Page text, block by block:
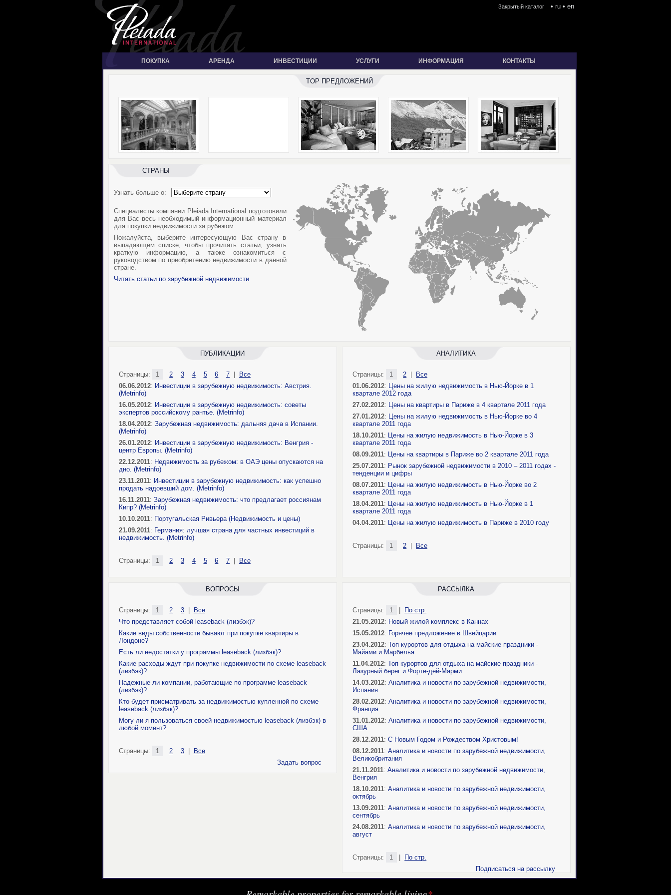
Закрытый каталог • ru• en
ПОКУПКА АРЕНДА ИНВЕСТИЦИИ УСЛУГИ ИНФОРМАЦИЯ КОНТАКТЫ
TOP ПРЕДЛОЖЕНИЙ
CТРАНЫ
Узнать больше о:
Специалисты компании Pleiada International подготовили
для Вас весь необходимый информационный материал
для покупки недвижимости за рубежом.
Пожалуйста, выберите интересующую Вас страну в
выпадающем списке, чтобы прочитать статьи, узнать
краткую информацию, а также ознакомиться с
руководством по приобретению недвижимости в данной
стране.
Читать статьи по зарубежной недвижимости
ПУБЛИКАЦИИ
Страницы: 1 2 3 4 5 6 7
Все
06.06.2012: Инвестиции в зарубежную недвижимость: Австрия.
(Metrinfo)
16.05.2012: Инвестиции в зарубежную недвижимость: советы
экспертов российскому рантье. (Metrinfo)
18.04.2012: Зарубежная недвижимость: дальняя дача в Испании.
(Metrinfo)
26.01.2012: Инвестиции в зарубежную недвижимость: Венгрия -
центр Европы. (Metrinfo)
22.12.2011: Недвижимость за рубежом: в ОАЭ цены опускаются на
дно. (Metrinfo)
23.11.2011: Инвестиции в зарубежную недвижимость: как успешно
продать надоевший дом. (Metrinfo)
16.11.2011: Зарубежная недвижимость: что предлагает россиянам
Кипр? (Metrinfo)
10.10.2011: Португальская Ривьера (Недвижимость и цены)
21.09.2011: Германия: лучшая страна для частных инвестиций в
недвижимость. (Metrinfo)
Страницы: 1 2 3 4 5 6 7 Все
АНАЛИТИКА
Страницы: 1 2
Все
01.06.2012: Цены на жилую недвижимость в Нью-Йорке в 1
квартале 2012 года
27.02.2012: Цены на квартиры в Париже в 4 квартале 2011 года
27.01.2012: Цены на жилую недвижимость в Нью-Йорке во 4
квартале 2011 года
18.10.2011: Цены на жилую недвижимость в Нью-Йорке в 3
квартале 2011 года
08.09.2011: Цены на квартиры в Париже во 2 квартале 2011 года
25.07.2011: Рынок зарубежной недвижимости в 2010 – 2011 годах -
тенденции и цифры
08.07.2011: Цены на жилую недвижимость в Нью-Йорке во 2
квартале 2011 года
18.04.2011: Цены на жилую недвижимость в Нью-Йорке в 1
квартале 2011 года
04.04.2011: Цены на жилую недвижимость в Париже в 2010 году
Страницы: 1 2 Все
ВОПРОСЫ
Страницы: 1 2 3
Все
Что представляет собой leaseback (лизбэк)?
Какие виды собственности бывают при покупке квартиры в
Лондоне?
Есть ли недостатки у программы leaseback (лизбэк)?
Какие расходы ждут при покупке недвижимости по схеме leaseback
(лизбэк)?
Надежные ли компании, работающие по программе leaseback
(лизбэк)?
Кто будет присматривать за недвижимостью купленной по схеме
leaseback (лизбэк)?
Могу ли я пользоваться своей недвижимостью leaseback (лизбэк) в
любой момент?
Страницы: 1 2 3
Все
Задать вопрос
РАССЫЛКА
Страницы: 1
По стр.
21.05.2012: Новый жилой комплекс в Каннах
15.05.2012: Горячее предложение в Швейцарии
23.04.2012: Топ курортов для отдыха на майские праздники -
Майами и Марбелья
11.04.2012: Топ курортов для отдыха на майские праздники -
Лазурный берег и Форте-дей-Марми
14.03.2012: Аналитика и новости по зарубежной недвижимости,
Испания
28.02.2012: Аналитика и новости по зарубежной недвижимости,
Франция
31.01.2012: Аналитика и новости по зарубежной недвижимости,
США
28.12.2011: С Новым Годом и Рождеством Христовым!
08.12.2011: Аналитика и новости по зарубежной недвижимости,
Великобритания
21.11.2011: Аналитика и новости по зарубежной недвижимости,
Венгрия
18.10.2011: Аналитика и новости по зарубежной недвижимости,
октябрь
13.09.2011: Аналитика и новости по зарубежной недвижимости,
сентябрь
24.08.2011: Аналитика и новости по зарубежной недвижимости,
август
Страницы: 1
По стр.
Подписаться на рассылку